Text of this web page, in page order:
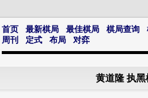
首页 最新棋局 最佳棋局 棋局查询
周刊
定式 布局 对弈
黄道隆 执黑